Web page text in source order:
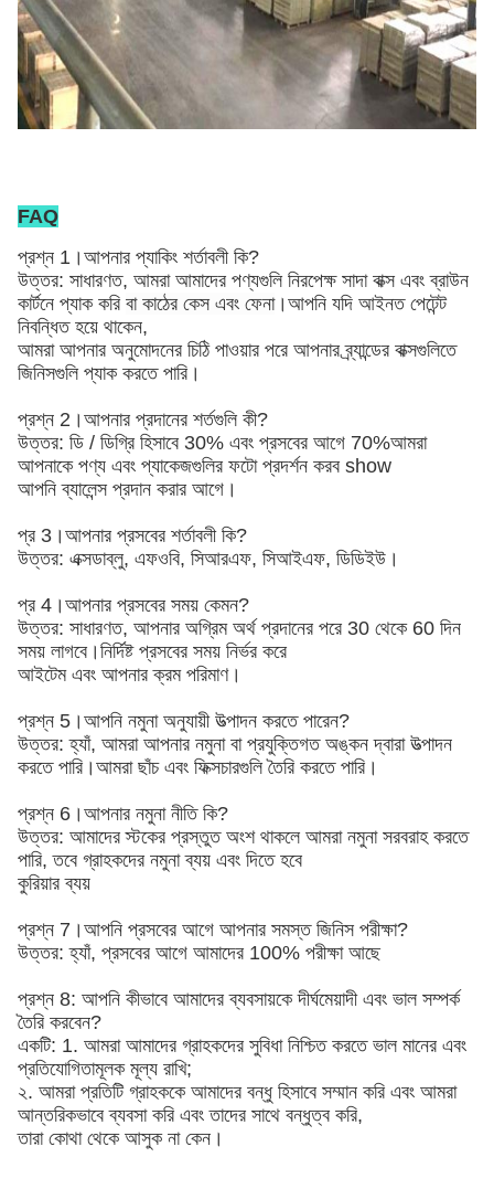
FAQ
প্রশ্ন 1।আপনার প্যাকিং শর্তাবলী কি?
উত্তর: সাধারণত, আমরা আমাদের পণ্যগুলি নিরপেক্ষ সাদা বাক্স এবং ব্রাউন
কার্টনে প্যাক করি বা কাঠের কেস এবং ফেনা।আপনি যদি আইনত পেটেন্ট
নিবন্ধিত হয়ে থাকেন,
আমরা আপনার অনুমোদনের চিঠি পাওয়ার পরে আপনার ব্র্যান্ডের বাক্সগুলিতে
জিনিসগুলি প্যাক করতে পারি।
প্রশ্ন 2।আপনার প্রদানের শর্তগুলি কী?
উত্তর: ডি / ডিগ্রি হিসাবে 30% এবং প্রসবের আগে 70%আমরা
আপনাকে পণ্য এবং প্যাকেজগুলির ফটো প্রদর্শন করব show
আপনি ব্যালেন্স প্রদান করার আগে।
প্র 3।আপনার প্রসবের শর্তাবলী কি?
উত্তর: এক্সডাব্লু, এফওবি, সিআরএফ, সিআইএফ, ডিডিইউ।
প্র 4।আপনার প্রসবের সময় কেমন?
উত্তর: সাধারণত, আপনার অগ্রিম অর্থ প্রদানের পরে 30 থেকে 60 দিন
সময় লাগবে।নির্দিষ্ট প্রসবের সময় নির্ভর করে
আইটেম এবং আপনার ক্রম পরিমাণ।
প্রশ্ন 5।আপনি নমুনা অনুযায়ী উত্পাদন করতে পারেন?
উত্তর: হ্যাঁ, আমরা আপনার নমুনা বা প্রযুক্তিগত অঙ্কন দ্বারা উত্পাদন
করতে পারি।আমরা ছাঁচ এবং ফিক্সচারগুলি তৈরি করতে পারি।
প্রশ্ন 6।আপনার নমুনা নীতি কি?
উত্তর: আমাদের স্টকের প্রস্তুত অংশ থাকলে আমরা নমুনা সরবরাহ করতে
পারি, তবে গ্রাহকদের নমুনা ব্যয় এবং দিতে হবে
কুরিয়ার ব্যয়
প্রশ্ন 7।আপনি প্রসবের আগে আপনার সমস্ত জিনিস পরীক্ষা?
উত্তর: হ্যাঁ, প্রসবের আগে আমাদের 100% পরীক্ষা আছে
প্রশ্ন 8: আপনি কীভাবে আমাদের ব্যবসায়কে দীর্ঘমেয়াদী এবং ভাল সম্পর্ক
তৈরি করবেন?
একটি: 1. আমরা আমাদের গ্রাহকদের সুবিধা নিশ্চিত করতে ভাল মানের এবং
প্রতিযোগিতামূলক মূল্য রাখি;
২. আমরা প্রতিটি গ্রাহককে আমাদের বন্ধু হিসাবে সম্মান করি এবং আমরা
আন্তরিকভাবে ব্যবসা করি এবং তাদের সাথে বন্ধুত্ব করি,
তারা কোথা থেকে আসুক না কেন।